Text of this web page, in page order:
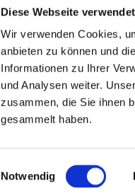
Diese Webseite
Wir verwenden Cookies,
anbieten zu können und
Informationen zu Ihrer
und Analysen weiter.
zusammen, die Sie ihnen
gesammelt haben.
Einwilligungsauswahl
Notwendig